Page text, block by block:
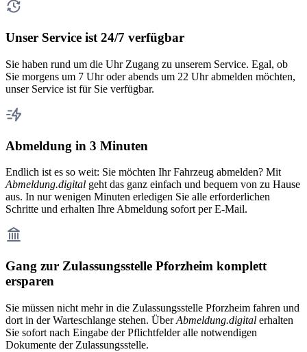
Unser Service ist 24/7 verfügbar
Sie haben rund um die Uhr Zugang zu unserem Service. Egal, ob
Sie morgens um 7 Uhr oder abends um 22 Uhr abmelden möchten,
unser Service ist für Sie verfügbar.
Abmeldung in 3 Minuten
Endlich ist es so weit: Sie möchten Ihr Fahrzeug abmelden? Mit
Abmeldung.digital geht das ganz einfach und bequem von zu Hause
aus. In nur wenigen Minuten erledigen Sie alle erforderlichen
Schritte und erhalten Ihre Abmeldung sofort per E-Mail.
Gang zur Zulassungsstelle Pforzheim komplett
ersparen
Sie müssen nicht mehr in die Zulassungsstelle Pforzheim fahren und
dort in der Warteschlange stehen. ÜberAbmeldung.digital erhalten
Sie sofort nach Eingabe der Pflichtfelder alle notwendigen
Dokumente der Zulassungsstelle.